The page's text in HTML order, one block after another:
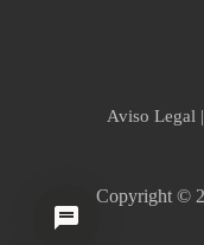
Aviso Legal
Copyright ©